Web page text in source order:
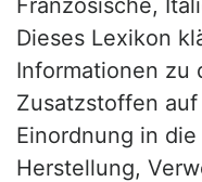
Dieses Lexikon
Informationen zu
Zusatzstoffen
Einordnung in
Herstellung,